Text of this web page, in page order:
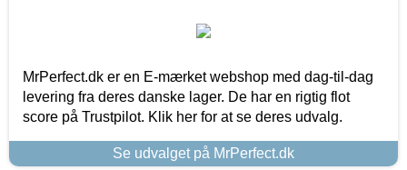
MrPerfect.dk er en E-mærket webshop med dag-til-dag
levering fra deres danske lager. De har en rigtig flot
score på Trustpilot. Klik her for at se deres udvalg.
Se udvalget på MrPerfect.dk